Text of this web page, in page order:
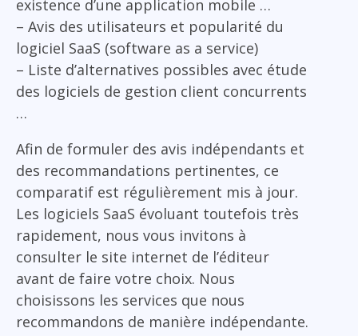
existence d’une application mobile …
– Avis des utilisateurs et popularité du
logiciel SaaS (software as a service)
– Liste d’alternatives possibles avec étude
des logiciels de gestion client concurrents
…
Afin de formuler des avis indépendants et
des recommandations pertinentes, ce
comparatif est régulièrement mis à jour.
Les logiciels SaaS évoluant toutefois très
rapidement, nous vous invitons à
consulter le site internet de l’éditeur
avant de faire votre choix. Nous
choisissons les services que nous
recommandons de manière indépendante.